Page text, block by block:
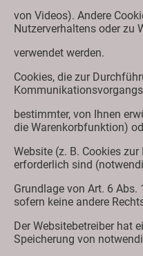
von Videos). Andere
Nutzerverhaltens oder zu
verwendet werden.
Cookies, die zur
bestimmter, von Ihnen
die Warenkorbfunktion)
Website (z. B. Cookies
erforderlich sind
Grundlage von Art. 6 Abs.
sofern keine andere
Der Websitebetreiber hat
Speicherung von